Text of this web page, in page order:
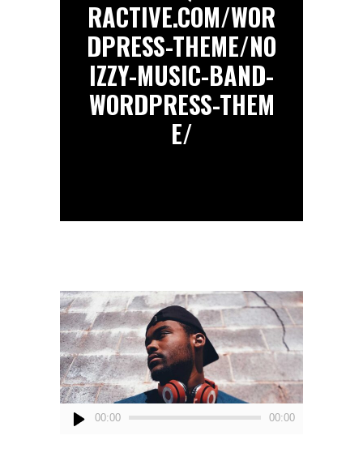
RACTIVE.COM/WOR
DPRESS-THEME/NO
IZZY-MUSIC-BAND-
WORDPRESS-THEM
E/
Audio
00:00 00:00